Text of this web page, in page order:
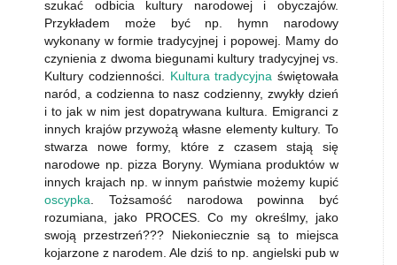
szukać odbicia kultury narodowej i obyczajów.
Przykładem może być np. hymn narodowy
wykonany w formie tradycyjnej i popowej. Mamy do
czynienia z dwoma biegunami kultury tradycyjnej vs.
Kultury codzienności. Kultura tradycyjna świętowała
naród, a codzienna to nasz codzienny, zwykły dzień
i to jak w nim jest dopatrywana kultura. Emigranci z
innych krajów przywożą własne elementy kultury. To
stwarza nowe formy, które z czasem stają się
narodowe np. pizza Boryny. Wymiana produktów w
innych krajach np. w innym państwie możemy kupić
oscypka . Tożsamość narodowa powinna być
rozumiana, jako PROCES. Co my określmy, jako
swoją przestrzeń??? Niekoniecznie są to miejsca
kojarzone z narodem. Ale dziś to np. angielski pub w